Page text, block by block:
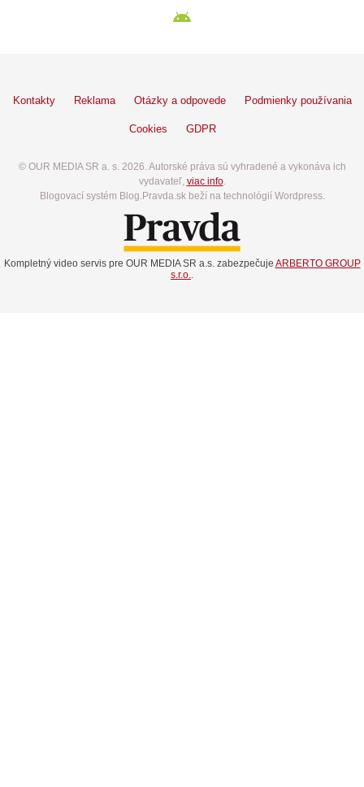
Kontakty Reklama Otázky a odpovede Podmienky používania
Cookies GDPR
© OUR MEDIA SR a. s. 2026. Autorské práva sú vyhradené a vykonáva ich
vydavateľ, viac info.
Blogovací systém Blog.Pravda.sk beží na technológií Wordpress.
Kompletný video servis pre OUR MEDIA SR a.s. zabezpečuje ARBERTO GROUP
s.r.o..